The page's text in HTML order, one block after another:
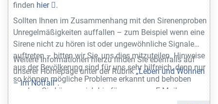
finden hier
.
Sollten Ihnen im Zusammenhang mit den Sirenenproben
Unregelmäßigkeiten auffallen – zum Beispiel wenn eine
Sirene nicht zu hören ist oder ungewöhnliche Signale
auftreten – bitten wir Sie, uns dies mitzuteilen. Hinweise
aus der Bevölkerung sind für uns sehr hilfreich, denn nur
so können mögliche Probleme erkannt und behoben
werden. Sie können sich hierfür gerne per E-Mail an
Weitere Informationen hierzu finden Sie ebenfalls auf
unserer Homepage unter der Rubrik„Leben und Wohnen
– Im Notfall“.